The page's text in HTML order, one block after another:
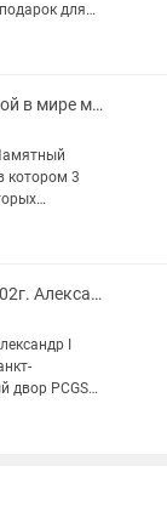
для
качество
Монеты в честь первой в мире марки Чёрный Пенни и памятные монеты FIFA ФИФА
котором 3
выпущена
Монета 10 копеек 1802г. Александр I
I
PCGS
императора